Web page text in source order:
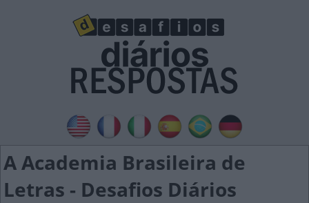
A Academia Brasileira de
Letras - Desafios Diários